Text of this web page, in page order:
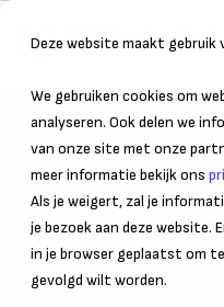
Deze website maakt gebruik
We gebruiken cookies om
analyseren. Ook delen we
van onze site met onze
meer informatie bekijk ons
Als je weigert, zal je
je bezoek aan deze website.
in je browser geplaatst om
gevolgd wilt worden.
Home Nieuws
Dit zijn de
het
De top 10 Best
categorie medium en